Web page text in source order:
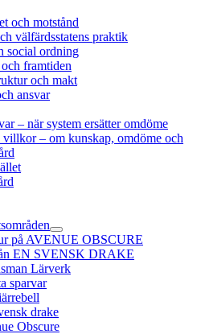
och motstånd
välfärdsstatens praktik
social ordning
framtiden
och makt
ansvar
– när system ersätter omdöme
villkor – om kunskap, omdöme och
öppna
meny
på AVENUE OBSCURE
EN SVENSK DRAKE
Lärverk
sparvar
drake
Obscure